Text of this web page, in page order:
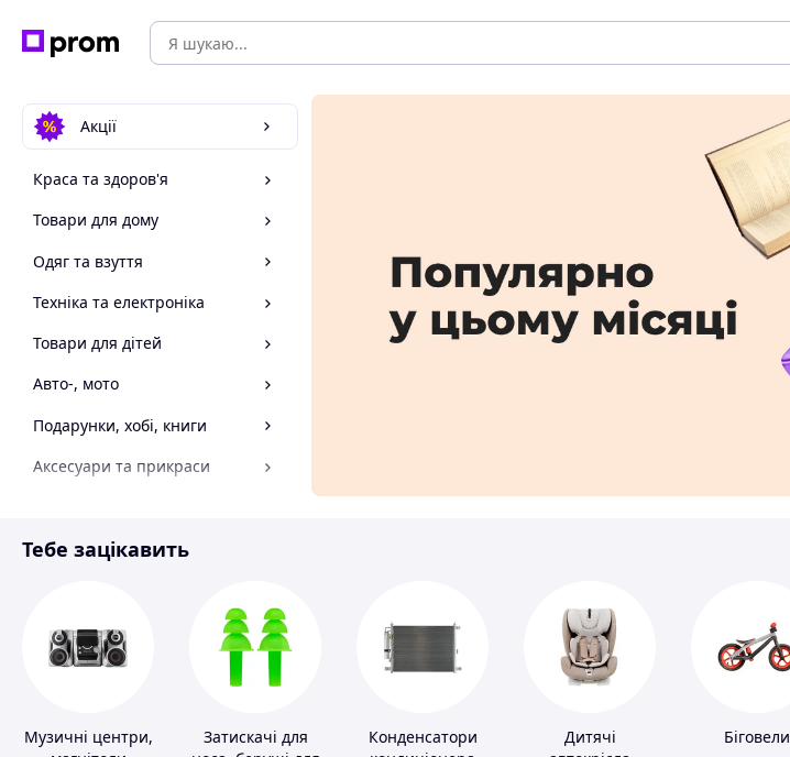
Акції
Краса та здоров'я
Товари для дому
Одяг та взуття
Техніка та електроніка
Товари для дітей
Авто-, мото
Подарунки, хобі, книги
Аксесуари та прикраси
Спорт і відпочинок
Тебе зацікавить
Музичні центри,
Затискачі для
Конденсатори
Дитячі
Біговели